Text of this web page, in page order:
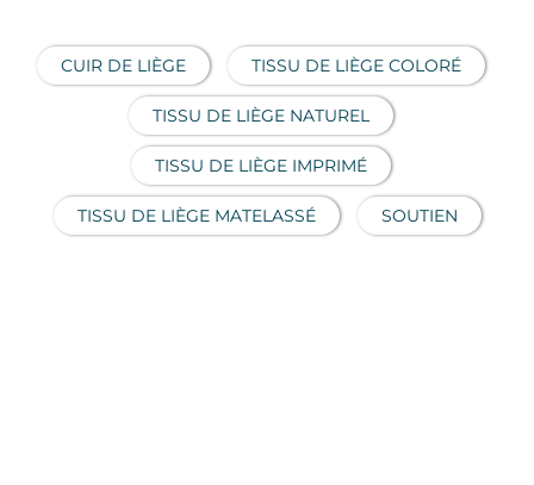
CUIR DE LIÈGE TISSU DE LIÈGE COLORÉ
TISSU DE LIÈGE NATUREL
TISSU DE LIÈGE IMPRIMÉ
TISSU DE LIÈGE MATELASSÉ SOUTIEN